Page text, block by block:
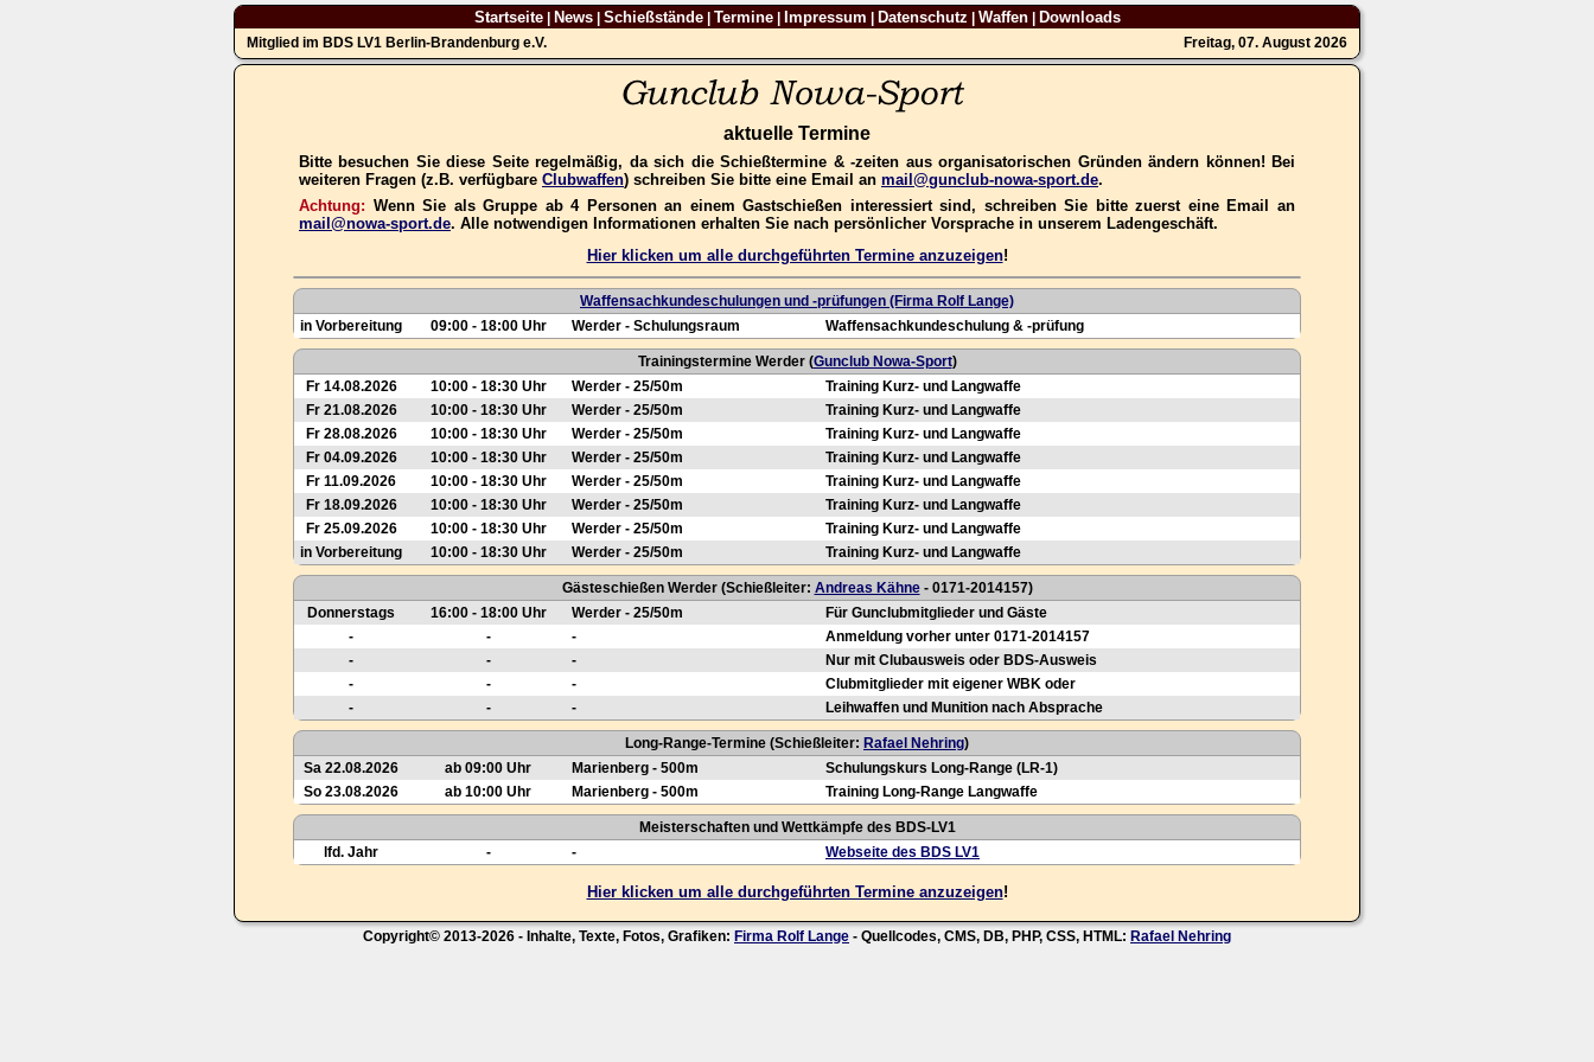
Startseite| News| Schießstände| Termine| Impressum Datenschutz Waffen| Downloads
Mitglied im BDS LV1 Berlin-Brandenburg e.V. Freitag, 07. August 2026
aktuelle Termine
Bitte besuchen Sie diese Seite regelmäßig, da sich die Schießtermine & -zeiten aus organisatorischen Gründen ändern können! Bei
weiteren Fragen (z.B. verfügbare Clubwaffen) schreiben Sie bitte eine Email an mail@gunclub-nowa-sport.de.
Achtung: Wenn Sie als Gruppe ab 4 Personen an einem Gastschießen interessiert sind, schreiben Sie bitte zuerst eine Email an
mail@nowa-sport.de. Alle notwendigen Informationen erhalten Sie nach persönlicher Vorsprache in unserem Ladengeschäft.
Hier klicken um alle durchgeführten Termine anzuzeigen!
Waffensachkundeschulungen und -prüfungen (Firma Rolf Lange)
in Vorbereitung
09:00 - 18:00 Uhr Werder - Schulungsraum Waffensachkundeschulung & -prüfung
Trainingstermine Werder (Gunclub Nowa-Sport)
Fr 14.08.2026
10:00 - 18:30 Uhr Werder - 25/50m
Training Kurz- und Langwaffe
Fr 21.08.2026
10:00 - 18:30 Uhr Werder - 25/50m
Training Kurz- und Langwaffe
Fr 28.08.2026
10:00 - 18:30 Uhr Werder - 25/50m
Training Kurz- und Langwaffe
Fr 04.09.2026
10:00 - 18:30 Uhr Werder - 25/50m
Training Kurz- und Langwaffe
Fr 11.09.2026
10:00 - 18:30 Uhr Werder - 25/50m
Training Kurz- und Langwaffe
Fr 18.09.2026
10:00 - 18:30 Uhr Werder - 25/50m
Training Kurz- und Langwaffe
Fr 25.09.2026
10:00 - 18:30 Uhr Werder - 25/50m
Training Kurz- und Langwaffe
in Vorbereitung
10:00 - 18:30 Uhr Werder - 25/50m Training Kurz- und Langwaffe
Gästeschießen Werder (Schießleiter: Andreas Kähne- 0171-2014157)
Donnerstags
16:00 - 18:00 Uhr Werder - 25/50m
Für Gunclubmitglieder und Gäste
-
- -
Anmeldung vorher unter 0171-2014157
-
- -
Nur mit Clubausweis oder BDS-Ausweis
-
- -
Clubmitglieder mit eigener WBK oder
-
- - Leihwaffen und Munition nach Absprache
Long-Range-Termine (Schießleiter: Rafael Nehring)
Sa 22.08.2026
ab 09:00 Uhr Marienberg - 500m
Schulungskurs Long-Range (LR-1)
So 23.08.2026
ab 10:00 Uhr Marienberg - 500m Training Long-Range Langwaffe
Meisterschaften und Wettkämpfe des BDS-LV1
lfd. Jahr
- - Webseite des BDS LV1
Hier klicken um alle durchgeführten Termine anzuzeigen!
Copyright© 2013-2026 - Inhalte, Texte, Fotos, Grafiken: Firma Rolf Lange - Quellcodes, CMS, DB, PHP, CSS, HTML: Rafael Nehring